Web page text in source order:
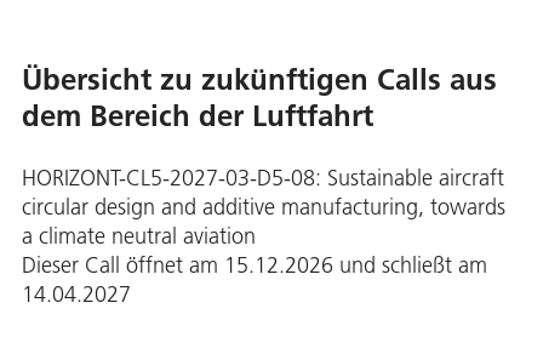
Übersicht zu zukünftigen Calls aus
dem Bereich der Luftfahrt
HORIZONT-CL5-2027-03-D5-08: Sustainable aircraft
circular design and additive manufacturing, towards
a climate neutral aviation
Dieser Call öffnet am 15.12.2026 und schließt am
14.04.2027